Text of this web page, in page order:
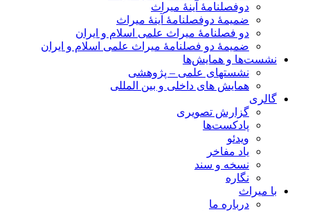
دوفصلنامۀ آینۀ میراث
ضمیمۀ دوفصلنامۀ آینۀ میراث
دو فصلنامۀ میراث علمی اسلام و ایران
ضمیمۀ دو فصلنامۀ میراث علمی اسلام و ایران
نشست‌ها و همایش‌ها
نشستهای علمی – پژوهشی
همایش های داخلی و بین المللی
گالری
گزارش تصویری
پادکست‌ها
ویدئو
یاد مفاخر
نسخه و سند
نگاره
با میراث
درباره ما